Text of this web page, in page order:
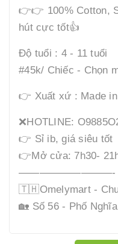
👉👉 100% Cotton,
hút cực tốt👍
Độ tuổi : 4 - 11 tuổi
#45k/ Chiếc - Chọn
👉 Xuất xứ : Made
❌HOTLINE:
👉 Sỉ ib, giá siêu tốt
👉Mở cửa: 7h30-
—————————-
🇹🇭Omelymart -
🏡 Số 56 - Phố